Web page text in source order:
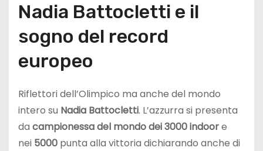
Nadia Battocletti e il
sogno del record
europeo
Riflettori dell’Olimpico ma anche del mondo
intero su Nadia Battocletti. L’azzurra si presenta
da campionessa del mondo dei 3000 indoore
nei 5000 punta alla vittoria dichiarando anche di